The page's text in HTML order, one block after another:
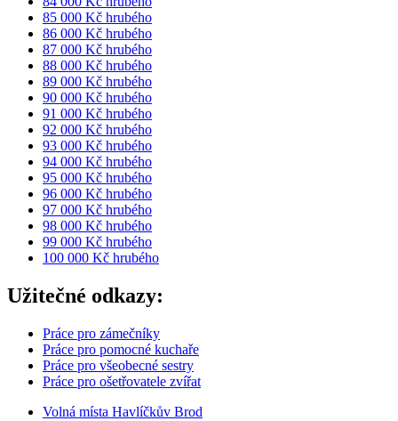
85 000 Kč hrubého
86 000 Kč hrubého
87 000 Kč hrubého
88 000 Kč hrubého
89 000 Kč hrubého
90 000 Kč hrubého
91 000 Kč hrubého
92 000 Kč hrubého
93 000 Kč hrubého
94 000 Kč hrubého
95 000 Kč hrubého
96 000 Kč hrubého
97 000 Kč hrubého
98 000 Kč hrubého
99 000 Kč hrubého
100 000 Kč hrubého
Užitečné odkazy:
Práce pro zámečníky
Práce pro pomocné kuchaře
Práce pro všeobecné sestry
Práce pro ošetřovatele zvířat
Volná místa Havlíčkův Brod